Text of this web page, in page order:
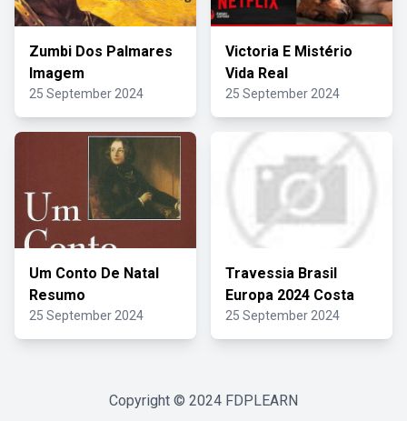
Zumbi Dos Palmares
Imagem
25 September 2024
Victoria E Mistério
Vida Real
25 September 2024
Um Conto De Natal
Resumo
25 September 2024
Travessia Brasil
Europa 2024 Costa
25 September 2024
Copyright © 2024 FDPLEARN